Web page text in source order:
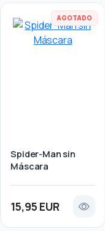
AGOTADO
Spider-Man sin
Máscara
15,95 EUR